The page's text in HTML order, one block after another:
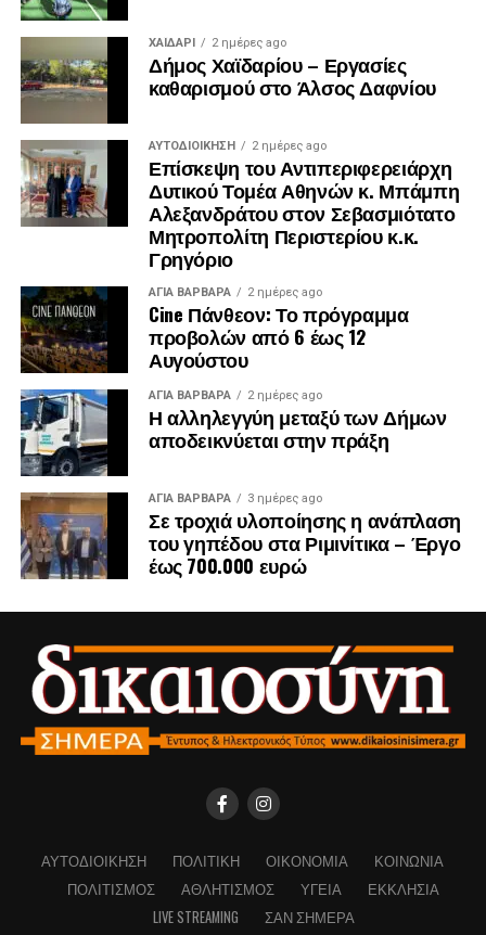
ΧΑΪΔΑΡΙ 2 ημέρες ago
Δήμος Χαϊδαρίου – Εργασίες
καθαρισμού στο Άλσος Δαφνίου
ΑΥΤΟΔΙΟΊΚΗΣΗ 2 ημέρες ago
Επίσκεψη του Αντιπεριφερειάρχη
Δυτικού Τομέα Αθηνών κ. Μπάμπη
Αλεξανδράτου στον Σεβασμιότατο
Μητροπολίτη Περιστερίου κ.κ.
Γρηγόριο
ΑΓΙΑ ΒΑΡΒΑΡΑ 2 ημέρες ago
Cine Πάνθεον: Το πρόγραμμα
προβολών από 6 έως 12
Αυγούστου
ΑΓΙΑ ΒΑΡΒΑΡΑ 2 ημέρες ago
Η αλληλεγγύη μεταξύ των Δήμων
αποδεικνύεται στην πράξη
ΑΓΙΑ ΒΑΡΒΑΡΑ 3 ημέρες ago
Σε τροχιά υλοποίησης η ανάπλαση
του γηπέδου στα Ριμινίτικα – Έργο
έως 700.000 ευρώ
ΑΥΤΟΔΙΟΊΚΗΣΗ ΠΟΛΙΤΙΚΉ ΟΙΚΟΝΟΜΊΑ
ΚΟΙΝΩΝΊΑ
ΠΟΛΙΤΙΣΜΌΣ
ΑΘΛΗΤΙΣΜΌΣ ΥΓΕΊΑ
ΕΚΚΛΗΣΊΑ
LIVE STREAMING
ΣΑΝ ΣΉΜΕΡΑ